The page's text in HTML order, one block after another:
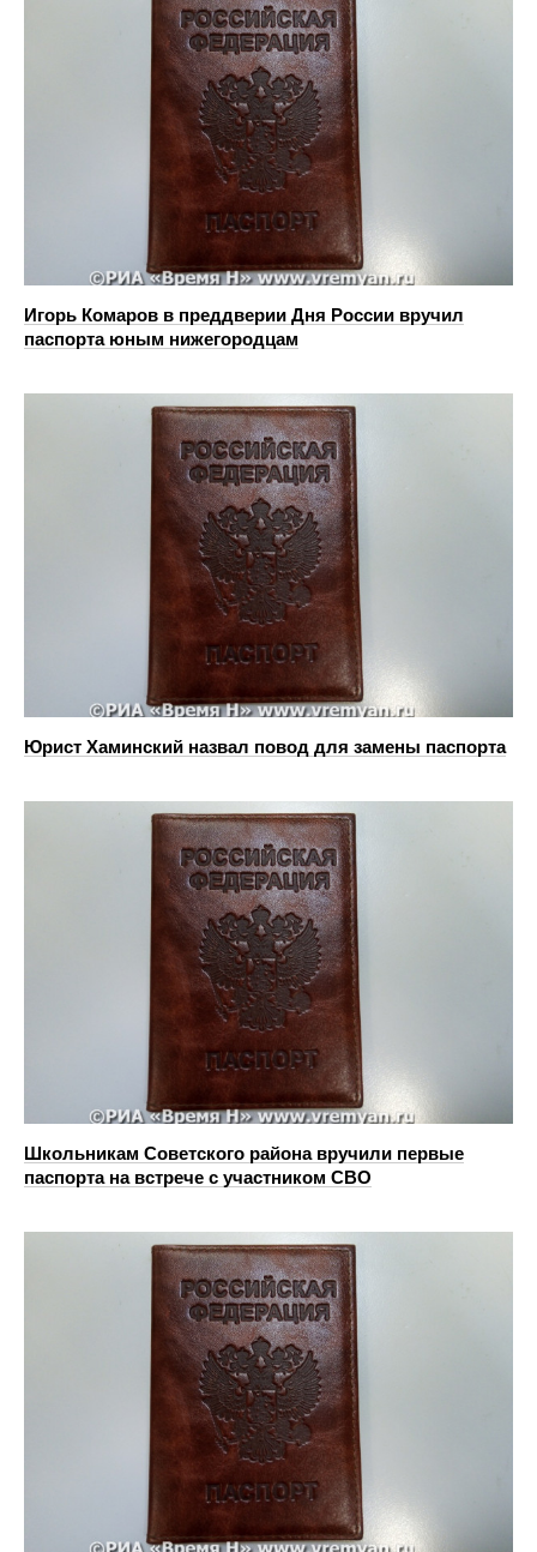
Игорь Комаров в преддверии Дня России вручил
паспорта юным нижегородцам
Юрист Хаминский назвал повод для замены паспорта
Школьникам Советского района вручили первые
паспорта на встрече с участником СВО